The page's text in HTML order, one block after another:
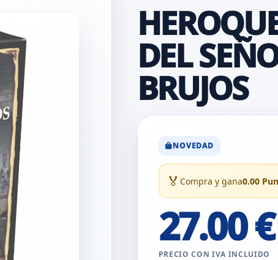
DEL
BRUJOS
NOVEDAD
🏅 Compra y gana0.00
27.00 €
PRECIO CON IVA INCLUIDO